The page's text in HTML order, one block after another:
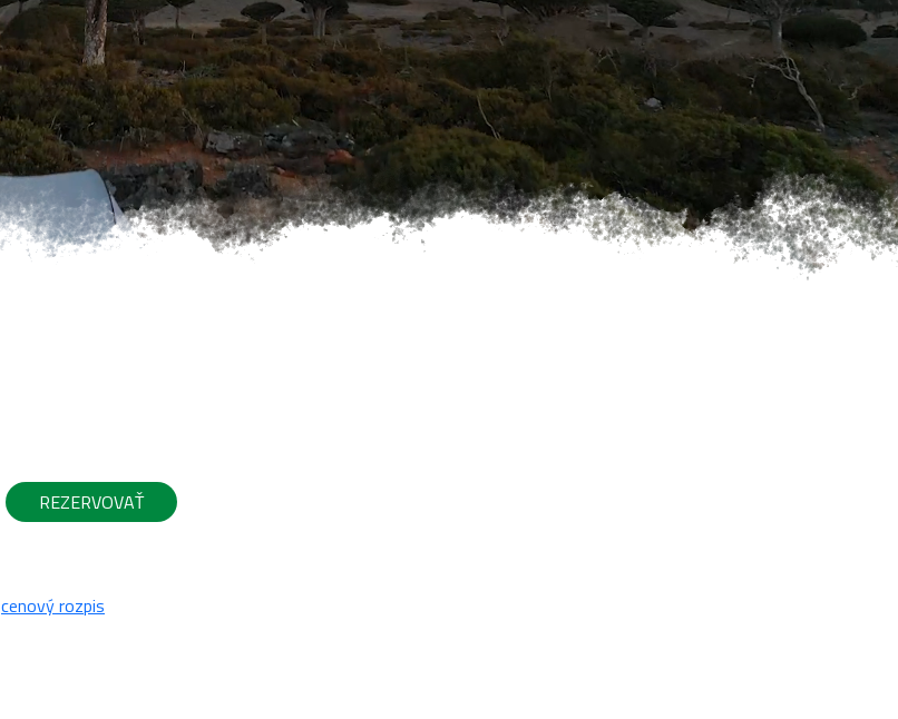
JASKYNE SOKOTRY
EKOTURISTIKA, EKO KEMPY
MAREC 2027
APRÍL 2027
GALÉRIA MOJICH EXPEDÍCIÍ
RECENZIE
REZERVOVAŤ
cenový rozpis